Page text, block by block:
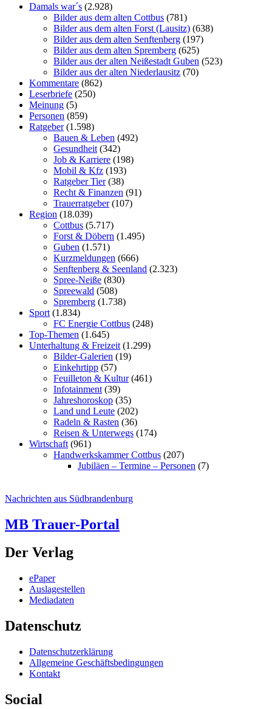
Damals war´s (2.928)
Bilder aus dem alten Cottbus (781)
Bilder aus dem alten Forst (Lausitz) (638)
Bilder aus dem alten Senftenberg (197)
Bilder aus dem alten Spremberg (625)
Bilder aus der alten Neißestadt Guben (523)
Bilder aus der alten Niederlausitz (70)
Kommentare (862)
Leserbriefe (250)
Meinung (5)
Personen (859)
Ratgeber(1.598)
Bauen & Leben (492)
Gesundheit (342)
Job & Karriere (198)
Mobil & Kfz (193)
Ratgeber Tier(38)
Recht & Finanzen (91)
Trauerratgeber(107)
Region (18.039)
Cottbus (5.717)
Forst & Döbern (1.495)
Guben (1.571)
Kurzmeldungen (666)
Senftenberg & Seenland (2.323)
Spree-Neiße (830)
Spreewald (508)
Spremberg (1.738)
Sport (1.834)
FC Energie Cottbus (248)
Top-Themen (1.645)
Unterhaltung & Freizeit (1.299)
Bilder-Galerien (19)
Einkehrtipp (57)
Feuilleton & Kultur(461)
Infotainment (39)
Jahreshoroskop (35)
Land und Leute (202)
Radeln & Rasten (36)
Reisen & Unterwegs (174)
Wirtschaft (961)
Handwerkskammer Cottbus (207)
Jubiläen – Termine – Personen (7)
Nachrichten aus Südbrandenburg
MB Trauer-Portal
Der Verlag
ePaper
Auslagestellen
Mediadaten
Datenschutz
Datenschutzerklärung
Allgemeine Geschäftsbedingungen
Kontakt
Social